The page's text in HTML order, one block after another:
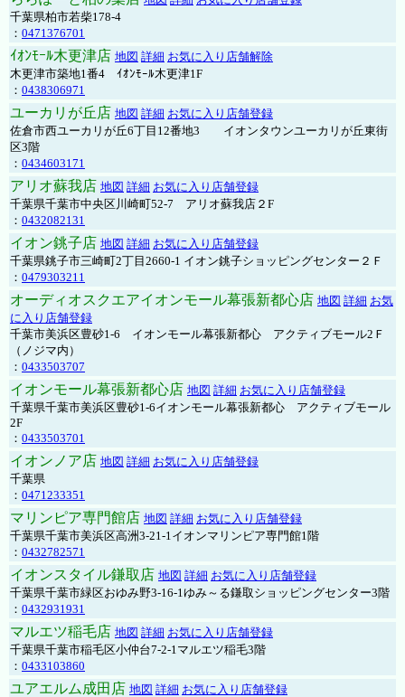
千葉県柏市若柴178-4
： 0471376701
ｲｵﾝﾓｰﾙ木更津店 地図 詳細 お気に入り店舗解除
木更津市築地1番4 ｲｵﾝﾓｰﾙ木更津1F
： 0438306971
ユーカリが丘店 地図 詳細 お気に入り店舗登録
佐倉市西ユーカリが丘6丁目12番地3 イオンタウンユーカリが丘東街
区3階
： 0434603171
アリオ蘇我店 地図 詳細 お気に入り店舗登録
千葉県千葉市中央区川崎町52-7 アリオ蘇我店２F
： 0432082131
イオン銚子店 地図 詳細 お気に入り店舗登録
千葉県銚子市三崎町2丁目2660-1 イオン銚子ショッピングセンター２Ｆ
： 0479303211
オーディオスクエアイオンモール幕張新都心店 地図 詳細 お気
に入り店舗登録
千葉市美浜区豊砂1-6 イオンモール幕張新都心 アクティブモール2Ｆ
（ノジマ内）
： 0433503707
イオンモール幕張新都心店 地図 詳細 お気に入り店舗登録
千葉県千葉市美浜区豊砂1-6イオンモール幕張新都心 アクティブモール
2F
： 0433503701
イオンノア店 地図 詳細 お気に入り店舗登録
千葉県
： 0471233351
マリンピア専門館店 地図 詳細 お気に入り店舗登録
千葉県千葉市美浜区高洲3-21-1イオンマリンピア専門館1階
： 0432782571
イオンスタイル鎌取店 地図 詳細 お気に入り店舗登録
千葉県千葉市緑区おゆみ野3-16-1ゆみ～る鎌取ショッピングセンター3階
： 0432931931
マルエツ稲毛店 地図 詳細 お気に入り店舗登録
千葉県千葉市稲毛区小仲台7-2-1マルエツ稲毛3階
： 0433103860
ユアエルム成田店 地図 詳細 お気に入り店舗登録